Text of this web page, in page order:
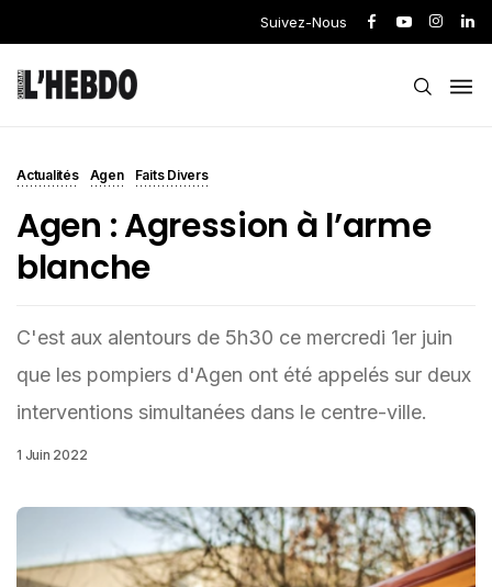
Suivez-Nous
Actualités Agen Faits Divers
Agen : Agression à l’arme
blanche
C'est aux alentours de 5h30 ce mercredi 1er juin
que les pompiers d'Agen ont été appelés sur deux
interventions simultanées dans le centre-ville.
1 Juin 2022